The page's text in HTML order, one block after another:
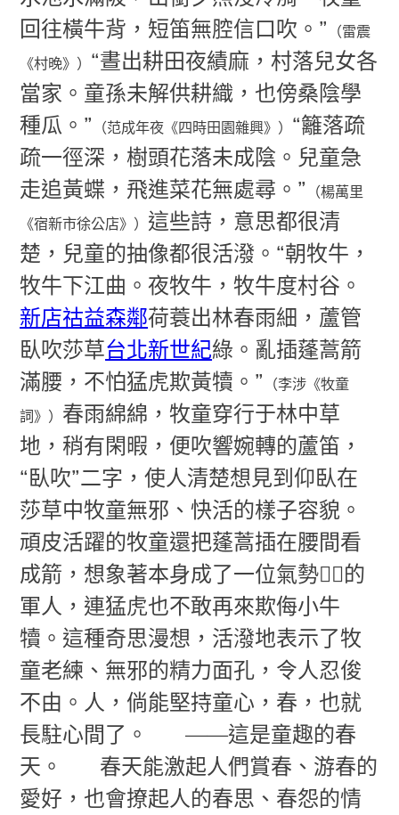
回往橫牛背，短笛無腔信口吹。”
（雷震
《村晚》） “晝出耕田夜績麻，村落兒女各
當家。童孫未解供耕織，也傍桑陰學
種瓜。”
（范成年夜《四時田園雜興》） “籬落疏
疏一徑深，樹頭花落未成陰。兒童急
走追黃蝶，飛進菜花無處尋。”
（楊萬里
《宿新市徐公店》） 這些詩，意思都很清
楚，兒童的抽像都很活潑。“朝牧牛，
牧牛下江曲。夜牧牛，牧牛度村谷。
新店祜益森鄰荷蓑出林春雨細，蘆管
臥吹莎草台北新世紀綠。亂插蓬蒿箭
滿腰，不怕猛虎欺黃犢。”
（李涉《牧童
詞》） 春雨綿綿，牧童穿行于林中草
地，稍有閑暇，便吹響婉轉的蘆笛，
“臥吹”二字，使人清楚想見到仰臥在
莎草中牧童無邪、快活的樣子容貌。
頑皮活躍的牧童還把蓬蒿插在腰間看
成箭，想象著本身成了一位氣勢的
軍人，連猛虎也不敢再來欺侮小牛
犢。這種奇思漫想，活潑地表示了牧
童老練、無邪的精力面孔，令人忍俊
不由。人，倘能堅持童心，春，也就
長駐心間了。
——這是童趣的春
天。
春天能激起人們賞春、游春的
愛好，也會撩起人的春思、春怨的情